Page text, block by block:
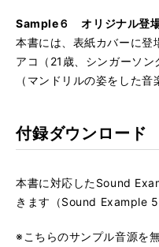
Sample６ オリジナル登場
本書には、表紙カバーに登
アコ（21歳、シンガーソ
（マンドリルの姿をした音
付録ダウンロード
本書に対応したSound
きます（Sound Example
※こちらのサンプル音源を